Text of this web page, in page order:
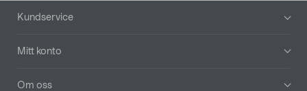
Sidfot
Kundservice
Mitt konto
Om oss